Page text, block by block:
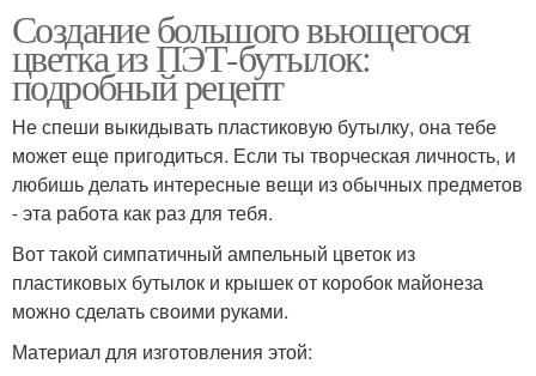
Создание большого вьющегося
цветка из ПЭТ-бутылок:
подробный рецепт
Не спеши выкидывать пластиковую бутылку, она тебе
может еще пригодиться. Если ты творческая личность, и
любишь делать интересные вещи из обычных предметов
- эта работа как раз для тебя.
Вот такой симпатичный ампельный цветок из
пластиковых бутылок и крышек от коробок майонеза
можно сделать своими руками.
Материал для изготовления этой: